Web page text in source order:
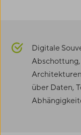
Digitale
über Daten,